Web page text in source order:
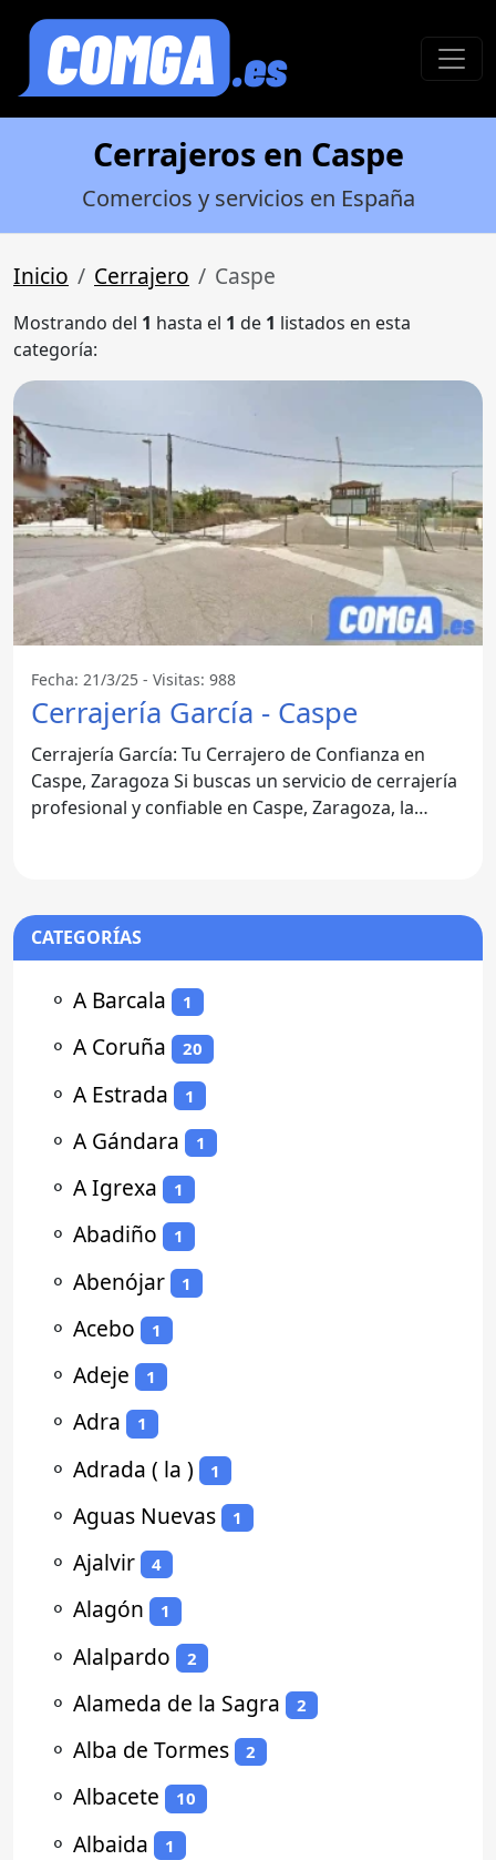
Cerrajeros en Caspe
Comercios y servicios en España
Inicio Cerrajero Caspe
Mostrando del 1 hasta el 1 de 1 listados en esta
categoría:
Fecha: 21/3/25 - Visitas: 988
Cerrajería García - Caspe
Cerrajería García: Tu Cerrajero de Confianza en
Caspe, Zaragoza Si buscas un servicio de cerrajería
profesional y confiable en Caspe, Zaragoza, la
CATEGORÍAS
⚬ A Barcala 1
⚬ A Coruña 20
⚬ A Estrada 1
⚬ A Gándara 1
⚬ A Igrexa 1
⚬ Abadiño 1
⚬ Abenójar 1
⚬ Acebo 1
⚬ Adeje 1
⚬ Adra 1
⚬ Adrada ( la ) 1
⚬ Aguas Nuevas 1
⚬ Ajalvir 4
⚬ Alagón 1
⚬ Alalpardo 2
⚬ Alameda de la Sagra 2
⚬ Alba de Tormes 2
⚬ Albacete 10
⚬ Albaida 1